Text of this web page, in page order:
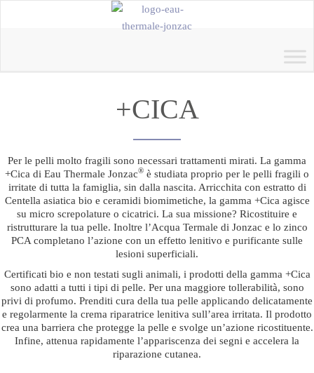
+CICA
Per le pelli molto fragili sono necessari trattamenti mirati. La gamma
+Cica di Eau Thermale Jonzac® è studiata proprio per le pelli fragili o
irritate di tutta la famiglia, sin dalla nascita. Arricchita con estratto di
Centella asiatica bio e ceramidi biomimetiche, la gamma +Cica agisce
su micro screpolature o cicatrici. La sua missione? Ricostituire e
ristrutturare la tua pelle. Inoltre l’Acqua Termale di Jonzac e lo zinco
PCA completano l’azione con un effetto lenitivo e purificante sulle
lesioni superficiali.
Certificati bio e non testati sugli animali, i prodotti della gamma +Cica
sono adatti a tutti i tipi di pelle. Per una maggiore tollerabilità, sono
privi di profumo. Prenditi cura della tua pelle applicando delicatamente
e regolarmente la crema riparatrice lenitiva sull’area irritata. Il prodotto
crea una barriera che protegge la pelle e svolge un’azione ricostituente.
Infine, attenua rapidamente l’appariscenza dei segni e accelera la
riparazione cutanea.